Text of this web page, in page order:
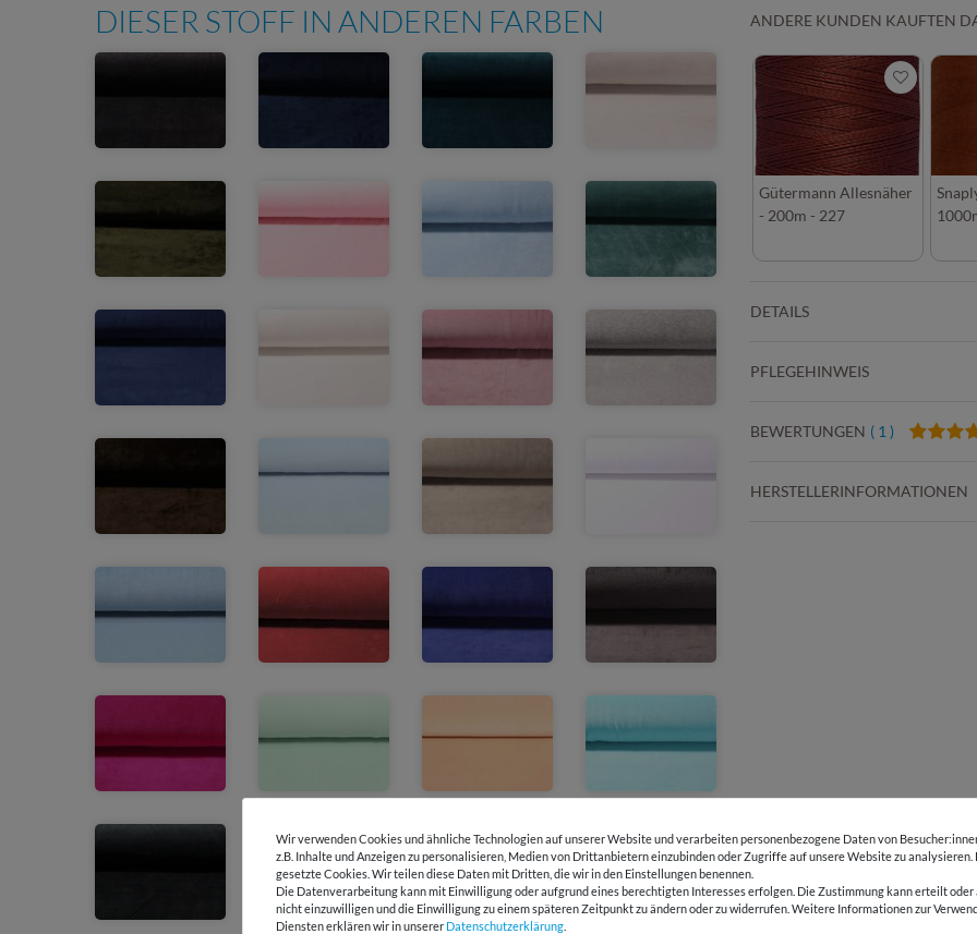
DIESER STOFF IN ANDEREN FARBEN ANDERE KUNDEN KAUFTEN
Gütermann Allesnäher
- 200m - 227
DETAILS
PFLEGEHINWEIS
BEWERTUNGEN ( 1 )
HERSTELLERINFORMATIONEN
Wir verwenden Cookies und ähnliche Technologien auf unserer Website und verarbeiten personenbezogene Daten von
z.B. Inhalte und Anzeigen zu personalisieren, Medien von Drittanbietern einzubinden oder Zugriffe auf unsere Website zu
gesetzte Cookies. Wir teilen diese Daten mit Dritten, die wir in den Einstellungen benennen.
Die Datenverarbeitung kann mit Einwilligung oder aufgrund eines berechtigten Interesses erfolgen. Die Zustimmung kann erteilt oder
nicht einzuwilligen und die Einwilligung zu einem späteren Zeitpunkt zu ändern oder zu widerrufen. Weitere Informationen zur
Diensten erklären wir in unserer Daten­schutz­erklärung